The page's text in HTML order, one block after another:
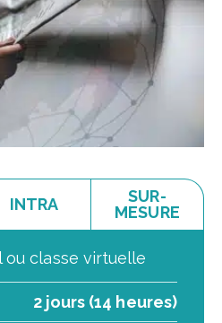
INTRA
SUR-
MESURE
ou classe virtuelle
2 jours (14 heures)